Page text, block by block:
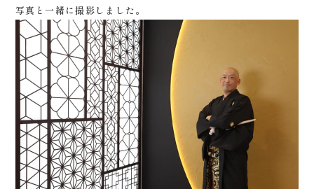
写真と一緒に撮影しました。